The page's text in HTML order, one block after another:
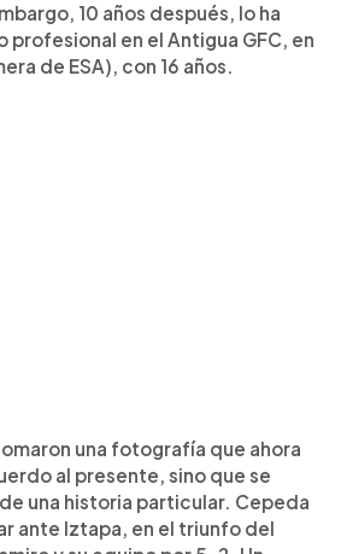
10 años después, lo ha
en el Antigua GFC, en
de ESA), con 16 años.
una fotografía que ahora
al presente, sino que se
una historia particular. Cepeda
ante Iztapa, en el triunfo del